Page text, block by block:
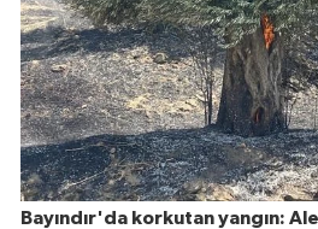
Bayındır'da korkutan yangın: